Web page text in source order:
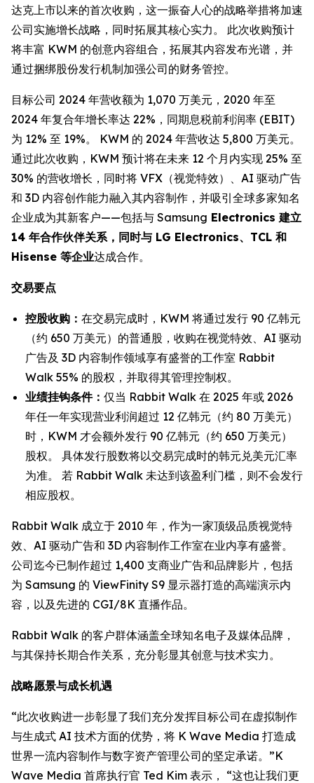
达克上市以来的首次收购，这一振奋人心的战略举措将加速
公司实施增长战略，同时拓展其核心实力。 此次收购预计
将丰富 KWM 的创意内容组合，拓展其内容发布光谱，并
通过捆绑股份发行机制加强公司的财务管控。
目标公司 2024 年营收额为 1,070 万美元，2020 年至
2024 年复合年增长率达 22%，同期息税前利润率 (EBIT)
为 12% 至 19%。 KWM 的 2024 年营收达 5,800 万美元。
通过此次收购，KWM 预计将在未来 12 个月内实现 25% 至
30% 的营收增长，同时将 VFX（视觉特效）、AI 驱动广告
和 3D 内容创作能力融入其内容制作，并吸引全球多家知名
企业成为其新客户——包括与 Samsung Electronics 建立
14 年合作伙伴关系，同时与 LG Electronics、TCL 和
Hisense 等企业达成合作。
交易要点
控股收购： 在交易完成时，KWM 将通过发行 90 亿韩元
（约 650 万美元）的普通股，收购在视觉特效、AI 驱动
广告及 3D 内容制作领域享有盛誉的工作室 Rabbit
Walk 55% 的股权，并取得其管理控制权。
业绩挂钩条件： 仅当 Rabbit Walk 在 2025 年或 2026
年任一年实现营业利润超过 12 亿韩元（约 80 万美元）
时，KWM 才会额外发行 90 亿韩元（约 650 万美元）
股权。 具体发行股数将以交易完成时的韩元兑美元汇率
为准。 若 Rabbit Walk 未达到该盈利门槛，则不会发行
相应股权。
Rabbit Walk 成立于 2010 年，作为一家顶级品质视觉特
效、AI 驱动广告和 3D 内容制作工作室在业内享有盛誉。
公司迄今已制作超过 1,400 支商业广告和品牌影片，包括
为 Samsung 的 ViewFinity S9 显示器打造的高端演示内
容，以及先进的 CGI/8K 直播作品。
Rabbit Walk 的客户群体涵盖全球知名电子及媒体品牌，
与其保持长期合作关系，充分彰显其创意与技术实力。
战略愿景与成长机遇
“此次收购进一步彰显了我们充分发挥目标公司在虚拟制作
与生成式 AI 技术方面的优势，将 K Wave Media 打造成
世界一流内容制作与数字资产管理公司的坚定承诺。”K
Wave Media 首席执行官 Ted Kim 表示， “这也让我们更